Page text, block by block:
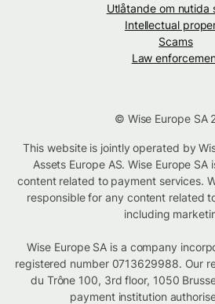
Utlåtande om nutida
Intellectual
Scams
Law
© Wise Europe SA
This website is jointly operated by
Assets Europe AS. Wise Europe SA
content related to payment services.
responsible for any content related
including
Wise Europe SA is a company
registered number 0713629988. Our
du Trône 100, 3rd floor, 1050
payment institution